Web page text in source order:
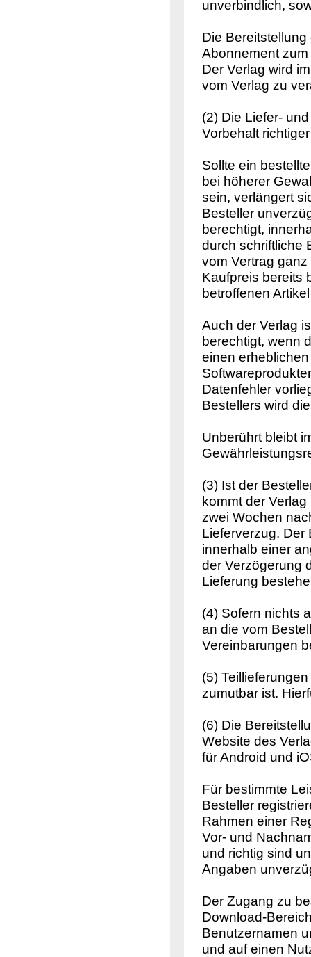
unverbindlich,
Die
Abonnement
Der Verlag wird
vom Verlag zu
(2) Die Liefer-
Vorbehalt
Sollte ein
bei höherer
sein, verlängert
Besteller
berechtigt,
durch schriftliche
vom Vertrag
Kaufpreis bereits
betroffenen
Auch der Verlag
berechtigt, wenn
einen
Datenfehler
Bestellers wird
Unberührt bleibt
(3) Ist der
kommt der
zwei Wochen
Lieferverzug. Der
innerhalb einer
der Verzögerung
Lieferung
(4) Sofern nichts
an die vom
Vereinbarungen
(5)
zumutbar ist.
(6) Die
Website des
für Android und
Für bestimmte
Besteller
Rahmen einer
Vor- und
und richtig sind
Angaben
Der Zugang zu
Download-
Benutzernamen
und auf einen